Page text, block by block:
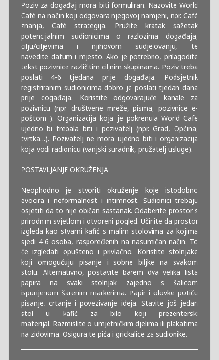
Poziv za događaj mora biti formuliran. Nazovite World
Café na način koji odgovara njegovoj namjeni, npr. Café
znanja, Café strategija. Pružite kratak sažetak
potencijalnim sudionicima o razlozima događaja,
cilju/ciljevima i njihovom sudjelovanju, te
navedite datum i mjesto. Ako je potrebno, prilagodite
tekst pozivnice različitim ciljnim skupinama. Poziv treba
poslati 4-6 tjedana prije događaja. Podsjetnik
registriranim sudionicima dobro je poslati tjedan dana
prije događaja. Koristite odgovarajuće kanale za
pozivnicu (npr. društvene mreže, pisma, pozivnice e-
poštom ). Organizacija koja je pokrenula World Cafe
ujedno bi trebala biti i pozivatelj (npr. Grad, Općina,
tvrtka…). Pozivatelj ne mora ujedno biti i organizacija
koja vodi radionicu (vanjski suradnik, pružatelj usluge).
POSTAVLJANJE OKRUŽENJA
Neophodno je stvoriti okruženje koje istodobno
evocira i neformalnost i intimnost. Sudionici trebaju
osjetiti da to nije običan sastanak. Odaberite prostor s
prirodnim svjetlom i otvoreni pogled. Učinite da prostor
izgleda kao stvarni kafić s malim stolovima za kojima
sjedi 4-6 osoba, raspoređenih na nasumičan način. To
će izgledati opušteno i privlačno. Koristite stolnjake
koji omogućuju pisanje i sobne biljke na svakom
stolu. Alternativno, postavite barem dva velika lista
papira na svaki stolnjak zajedno s šalicom
ispunjenom šarenim markerima. Papir i olovke potiču
pisanje, crtanje i povezivanje ideja. Stavite još jedan
stol u kafić za bilo koji prezenterski
materijal. Razmislite o umjetničkim djelima ili plakatima
na zidovima. Osigurajte pića i grickalice za sudionike.